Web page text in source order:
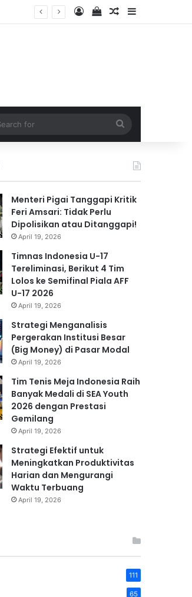
Log InView your
Random Article
Sidebar
for
Menteri Pigai Tanggapi Kritik
Feri Amsari: Tidak Perlu
Dipolisikan atau Ditanggapi!
April 19, 2026
Timnas Indonesia U-17
Tereliminasi, Berikut 4 Tim
Lolos ke Semifinal Piala AFF
U-17 2026
April 19, 2026
Strategi Menganalisis
Pergerakan Institusi Besar
(Big Money) di Pasar Modal
April 19, 2026
Tim Tenis Meja Indonesia Raih
Banyak Medali di SEA Youth
2026 dengan Prestasi
Gemilang
April 19, 2026
Strategi Efektif untuk
Meningkatkan Produktivitas
Harian dan Mengurangi
Waktu Terbuang
April 19, 2026
111
65